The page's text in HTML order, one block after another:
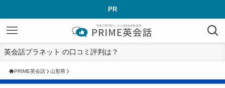
PR
英会話プラネット の口コミ評判は？
PRIME英会話 山形県